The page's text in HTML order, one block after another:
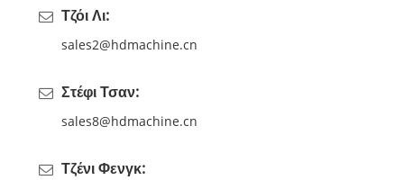
Τζόι Λι:
sales2@hdmachine.cn
Στέφι Τσαν:
sales8@hdmachine.cn
Τζένι Φενγκ: